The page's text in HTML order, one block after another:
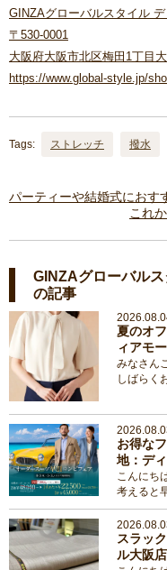
GINZAグローバルスタイル
〒530-0001
大阪府大阪市北区梅田1丁目
https://www.global-style.jp/
Tags: ストレッチ 撥水
パーティーや結婚式におす
これ
GINZAグローバル
の記事
夏のオ
ィアモ
みなさん
しばらく
お得な
地：デ
こんにち
考えると
スラッ
ル大阪店